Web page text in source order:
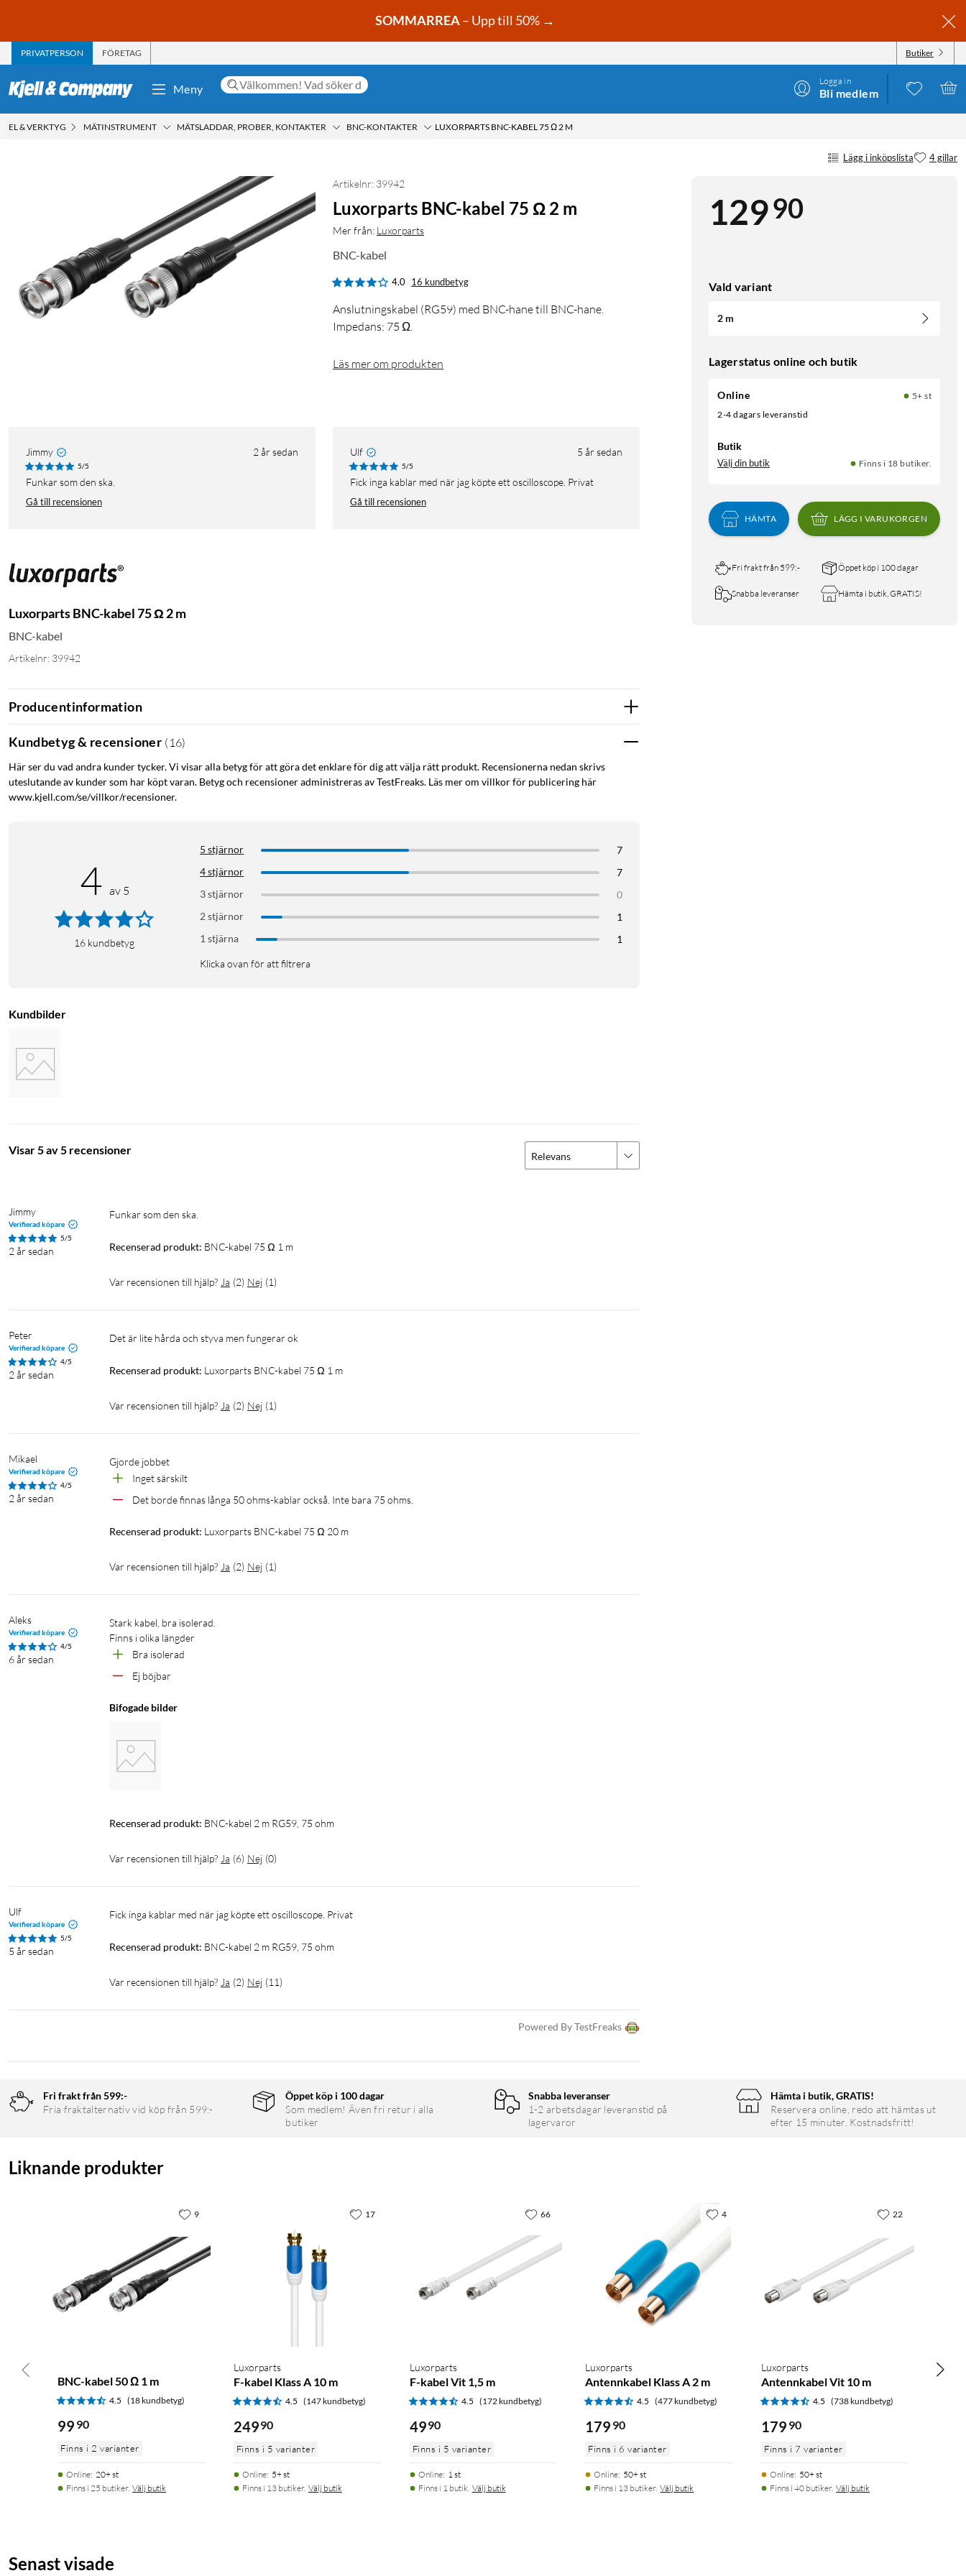
SOMMARREA– Upp till 50% →
PRIVATPERSON FÖRETAG Butiker
Meny
Logga in
Bli medlem
EL & VERKTYG MÄTINSTRUMENT MÄTSLADDAR, PROBER, KONTAKTER BNC-KONTAKTER LUXORPARTS BNC-KABEL 75 Ω 2 M
Lägg i inköpslista 4 gillar
12990
Vald variant
2 m
Lagerstatus online och butik
Online
5+ st
2-4 dagars leveranstid
Butik
Välj din butik Finns i 18 butiker.
HÄMTA LÄGG I VARUKORGEN
Fri frakt från 599:- Öppet köp i 100 dagar
Snabba leveranser Hämta i butik, GRATIS!
Artikelnr: 39942
Luxorparts BNC-kabel 75 Ω 2 m
Mer från: Luxorparts
BNC-kabel
4.0 16 kundbetyg
Anslutningskabel (RG59) med BNC-hane till BNC-hane.
Impedans: 75 Ω.
Läs mer om produkten
Jimmy 2 år sedan
5/5
Funkar som den ska.
Gå till recensionen
Ulf 5 år sedan
5/5
Fick inga kablar med när jag köpte ett oscilloscope. Privat
Gå till recensionen
Luxorparts BNC-kabel 75 Ω 2 m
BNC-kabel
Artikelnr: 39942
Producentinformation
Kundbetyg & recensioner ( 16)
Här ser du vad andra kunder tycker. Vi visar alla betyg för att göra det enklare för dig att välja rätt produkt. Recensionerna nedan skrivs
uteslutande av kunder som har köpt varan. Betyg och recensioner administreras av TestFreaks. Läs mer om villkor för publicering här
www.kjell.com/se/villkor/recensioner.
4 av 5
16 kundbetyg
5 stjärnor
7
4 stjärnor
7
3 stjärnor
0
2 stjärnor
1
1 stjärna
1
Klicka ovan för att filtrera
Kundbilder
Visar 5 av 5 recensioner Relevans
Jimmy
Verifierad köpare
5/5
2 år sedan
Funkar som den ska.
Recenserad produkt: BNC-kabel 75 Ω 1 m
Var recensionen till hjälp? Ja (2) Nej (1)
Peter
Verifierad köpare
4/5
2 år sedan
Det är lite hårda och styva men fungerar ok
Recenserad produkt: Luxorparts BNC-kabel 75 Ω 1 m
Var recensionen till hjälp? Ja (2) Nej (1)
Mikael
Verifierad köpare
4/5
2 år sedan
Gjorde jobbet
Inget särskilt
Det borde finnas långa 50 ohms-kablar också. Inte bara 75 ohms.
Recenserad produkt: Luxorparts BNC-kabel 75 Ω 20 m
Var recensionen till hjälp? Ja (2) Nej (1)
Aleks
Verifierad köpare
4/5
6 år sedan
Stark kabel, bra isolerad.
Finns i olika längder
Bra isolerad
Ej böjbar
Bifogade bilder
Recenserad produkt: BNC-kabel 2 m RG59, 75 ohm
Var recensionen till hjälp? Ja (6) Nej (0)
Ulf
Verifierad köpare
5/5
5 år sedan
Fick inga kablar med när jag köpte ett oscilloscope. Privat
Recenserad produkt: BNC-kabel 2 m RG59, 75 ohm
Var recensionen till hjälp? Ja (2) Nej (11)
Powered By TestFreaks
Fri frakt från 599:-
Fria fraktalternativ vid köp från 599:-
Öppet köp i 100 dagar
Som medlem! Även fri retur i alla
butiker
Snabba leveranser
1-2 arbetsdagar leveranstid på
lagervaror
Hämta i butik, GRATIS!
Reservera online, redo att hämtas ut
efter 15 minuter. Kostnadsfritt!
Liknande produkter
BNC-kabel 50 Ω 1 m
4.5 (18 kundbetyg)
99 90
Finns i 2 varianter
Online: 20+ st
Finns i 25 butiker. Välj butik
9
Luxorparts
F-kabel Klass A 10 m
4.5 (147 kundbetyg)
24990
Finns i 5 varianter
Online: 5+ st
Finns i 13 butiker. Välj butik
17
Luxorparts
F-kabel Vit 1,5 m
4.5 (172 kundbetyg)
4990
Finns i 5 varianter
Online: 1 st
Finns i 1 butik. Välj butik
66
Luxorparts
Antennkabel Klass A 2 m
4.5 (477 kundbetyg)
179 90
Finns i 6 varianter
Online: 50+ st
Finns i 13 butiker. Välj butik
4
Luxorparts
Antennkabel Vit 10 m
4.5 (738 kundbetyg)
179 90
Finns i 7 varianter
Online: 50+ st
Finns i 40 butiker. Välj butik
22
Senast visade